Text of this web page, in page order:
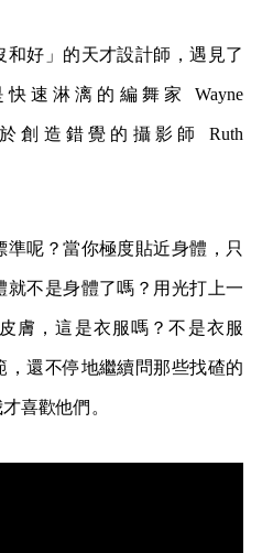
好」的天才設計師，遇見了
速淋漓的編舞家 Wayne
創造錯覺的攝影師 Ruth
呢？當你極度貼近身體，只
就不是身體了嗎？用光打上一
膚，這是衣服嗎？不是衣服
，還不停地繼續問那些找碴的
喜歡他們。